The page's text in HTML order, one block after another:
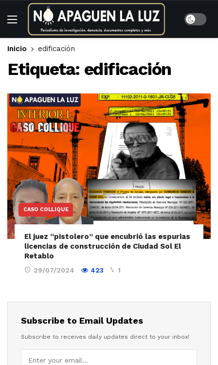
Inicio edificación
Etiqueta: edificación
CASO COLLIQUE
El juez “pistolero” que encubrió las espurias
licencias de construcción de Ciudad Sol El
Retablo
29/07/2024 423 1
Subscribe to Email Updates
Subscribe to receives daily updates direct to your inbox!